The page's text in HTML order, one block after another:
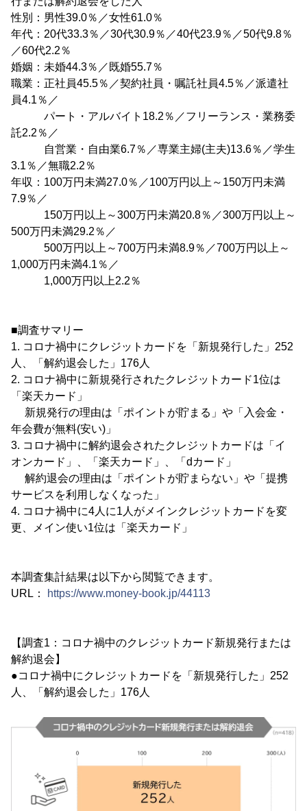
性別：男性39.0％／女性61.0％
年代：20代33.3％／30代30.9％／40代23.9％／50代9.8％
／60代2.2％
婚姻：未婚44.3％／既婚55.7％
職業：正社員45.5％／契約社員・嘱託社員4.5％／派遣社
員4.1％／
パート・アルバイト18.2％／フリーランス・業務委
託2.2％／
自営業・自由業6.7％／専業主婦(主夫)13.6％／学生
3.1％／無職2.2％
年収：100万円未満27.0％／100万円以上～150万円未満
7.9％／
150万円以上～300万円未満20.8％／300万円以上～
500万円未満29.2％／
500万円以上～700万円未満8.9％／700万円以上～
1,000万円未満4.1％／
1,000万円以上2.2％
■調査サマリー
1. コロナ禍中にクレジットカードを「新規発行した」252
人、「解約退会した」176人
2. コロナ禍中に新規発行されたクレジットカード1位は
「楽天カード」
新規発行の理由は「ポイントが貯まる」や「入会金・
年会費が無料(安い)」
3. コロナ禍中に解約退会されたクレジットカードは「イ
オンカード」、「楽天カード」、「dカード」
解約退会の理由は「ポイントが貯まらない」や「提携
サービスを利用しなくなった」
4. コロナ禍中に4人に1人がメインクレジットカードを変
更、メイン使い1位は「楽天カード」
本調査集計結果は以下から閲覧できます。
URL：
https://www.money-book.jp/44113
【調査1：コロナ禍中のクレジットカード新規発行または
解約退会】
●コロナ禍中にクレジットカードを「新規発行した」252
人、「解約退会した」176人